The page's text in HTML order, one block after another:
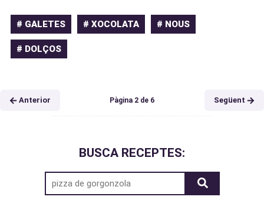
# GALETES # XOCOLATA # NOUS
# DOLÇOS
Anterior Pàgina 2 de 6 Següent
BUSCA RECEPTES: